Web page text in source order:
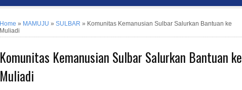
Home » MAMUJU » SULBAR » Komunitas Kemanusian Sulbar Salurkan Bantuan ke
Muliadi
Komunitas Kemanusian Sulbar Salurkan Bantuan ke
Muliadi